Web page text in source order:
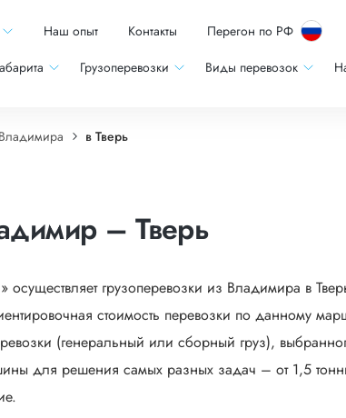
Наш опыт Контакты Перегон по РФ
Грузоперевозки Виды перевозок
в Тверь
– Тверь
осуществляет грузоперевозки из Владимира в
стоимость перевозки по данному
(генеральный или сборный груз),
для решения самых разных задач – от 1,5